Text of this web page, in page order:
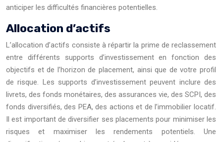
anticiper les difficultés financières potentielles.
Allocation d’actifs
L’allocation d’actifs consiste à répartir la prime de reclassement
entre différents supports d’investissement en fonction des
objectifs et de l’horizon de placement, ainsi que de votre profil
de risque. Les supports d’investissement peuvent inclure des
livrets, des fonds monétaires, des assurances vie, des SCPI, des
fonds diversifiés, des PEA, des actions et de l’immobilier locatif.
Il est important de diversifier ses placements pour minimiser les
risques et maximiser les rendements potentiels. Une